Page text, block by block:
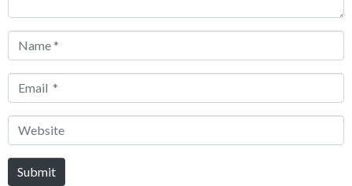
Name
Email
Website
Submit